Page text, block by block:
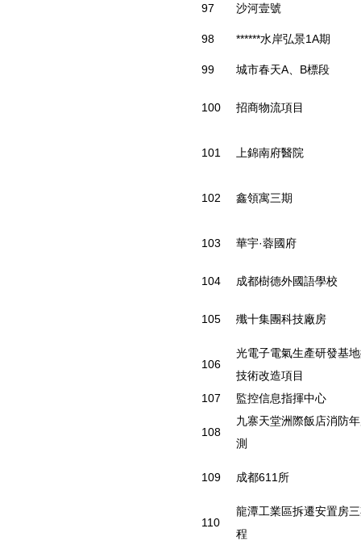
97 沙河壹號
98 ******水岸弘景1A期
99 城市春天A、B標段
100 招商物流項目
101 上錦南府醫院
102 鑫領寓三期
103 華宇·蓉國府
104 成都樹德外國語學校
105 殲十集團科技廠房
106
光電子電氣生產研發基
技術改造項目
107
監控信息指揮中心
108
九寨天堂洲際飯店消防
測
109 成都611所
110
龍潭工業區拆遷安置房
程